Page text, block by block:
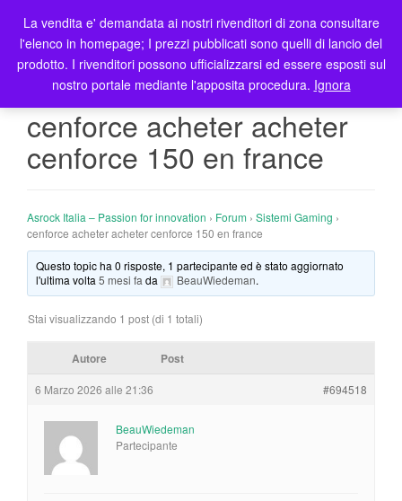
T
o
g
l
a
i
cenforce acheter acheter
cenforce 150 en france
Asrock Italia – Passion for innovation › Forum › Sistemi Gaming ›
cenforce acheter acheter cenforce 150 en france
Questo topic ha 0 risposte, 1 partecipante ed è stato aggiornato
l'ultima volta5 mesi fa da BeauWiedeman.
Stai visualizzando 1 post (di 1 totali)
Autore Post
6 Marzo 2026 alle 21:36 #694518
BeauWiedeman
Partecipante
La vendita e' demandata ai nostri rivenditori di zona consultare
l'elenco in homepage; I prezzi pubblicati sono quelli di lancio del
prodotto. I rivenditori possono ufficializzarsi ed essere esposti sul
nostro portale mediante l'apposita procedura. Ignora